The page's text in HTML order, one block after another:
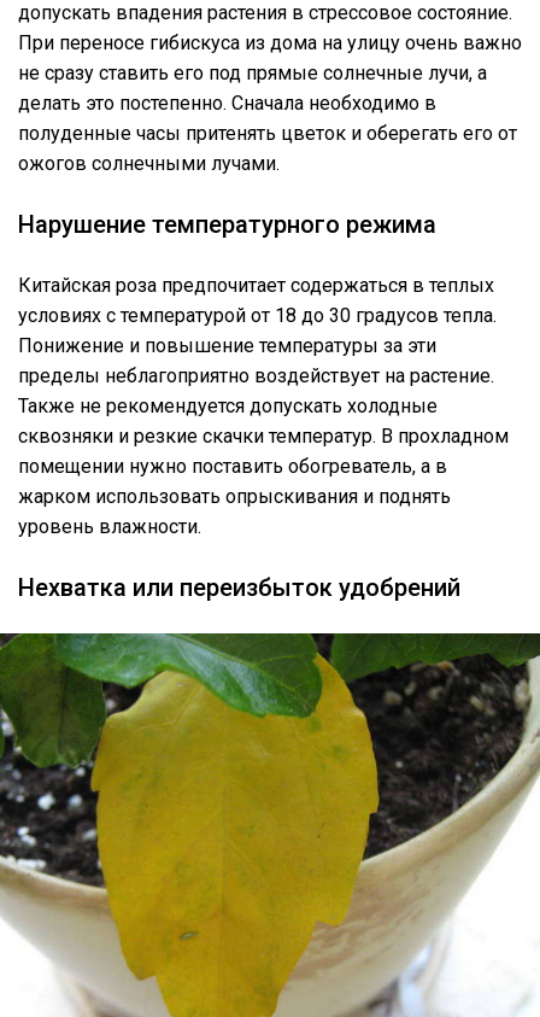
допускать впадения растения в стрессовое состояние.
При переносе гибискуса из дома на улицу очень важно
не сразу ставить его под прямые солнечные лучи, а
делать это постепенно. Сначала необходимо в
полуденные часы притенять цветок и оберегать его от
ожогов солнечными лучами.
Нарушение температурного режима
Китайская роза предпочитает содержаться в теплых
условиях с температурой от 18 до 30 градусов тепла.
Понижение и повышение температуры за эти
пределы неблагоприятно воздействует на растение.
Также не рекомендуется допускать холодные
сквозняки и резкие скачки температур. В прохладном
помещении нужно поставить обогреватель, а в
жарком использовать опрыскивания и поднять
уровень влажности.
Нехватка или переизбыток удобрений